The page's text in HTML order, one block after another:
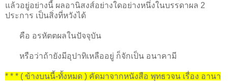
แล้วอยู่อย่างนี้ ผลอานิสงส์อย่างใดอย่างหนึ่งในบรรดาผล 2
ประการ เป็นสิ่งที่หวังได้
คือ อรหัตตผลในปัจจุบัน
หรือว่าถ้ายังมีอุปาทิเหลืออยู่ ก็จักเป็น อนาคามี
* * * ( ข้างบนนี้-ทั้งหมด ) คัดมาจากหนังสือ พุทธวจน เรื่อง อานา